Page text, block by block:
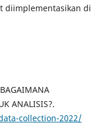
diimplementasikan di
ANALISIS?.
collection-2022/